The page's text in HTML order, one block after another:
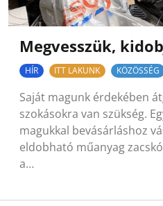
Megvesszük,
HÍR ITT LAKUNK KÖZÖSSÉG
Saját magunk érdekében
szokásokra van szükség.
magukkal bevásárláshoz
eldobható műanyag
a…